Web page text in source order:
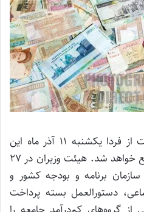
در راستای بسته حمایتی دولت از فردا یکشنبه 11 آذر ماه این
بسته بین کارمندان دولت توزیع خواهد شد. هیئت وزیران در 27
برنامه و بودجه کشور و
دستورالعمل بسته پرداخت